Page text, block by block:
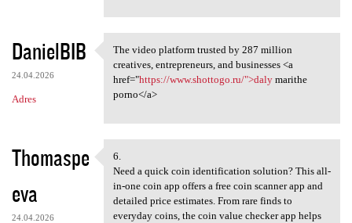
DanielBIB
24.04.2026
Adres
The video platform trusted by
The video platform trusted by 287 million
creatives, entrepreneurs, and businesses <a
href="https://www.shottogo.ru/">dalymarithe
porno</a>
Thomaspe
eva
24.04.2026
6.
6.
Need a quick coin identification solution? This all-
in-one coin app offers a free coin scanner app and
detailed price estimates. From rare finds to
everyday coins, the coin value checker app helps